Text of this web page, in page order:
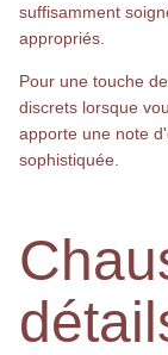
suffisamment
appropriés.
Pour une touche
discrets lorsque
apporte une note
sophistiquée.